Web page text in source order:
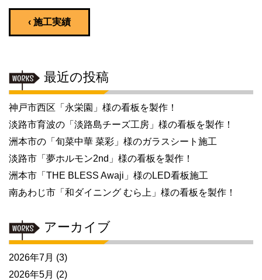
‹ 施工実績
最近の投稿
神戸市西区「永栄園」様の看板を製作！
淡路市育波の「淡路島チーズ工房」様の看板を製作！
洲本市の「旬菜中華 菜彩」様のガラスシート施工
淡路市「夢ホルモン2nd」様の看板を製作！
洲本市「THE BLESS Awaji」様のLED看板施工
南あわじ市「和ダイニング むら上」様の看板を製作！
アーカイブ
2026年7月 (3)
2026年5月 (2)